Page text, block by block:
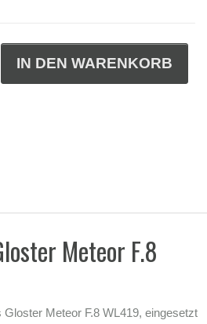
Meteor F.8
Meteor F.8 WL419, eingesetzt